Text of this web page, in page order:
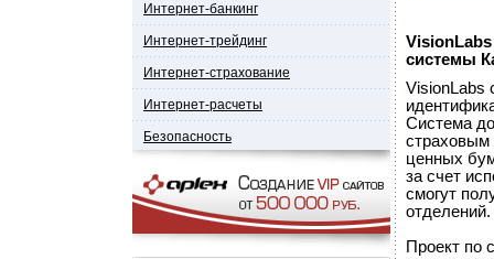
Интернет-банкинг
Интернет-трейдинг
Интернет-страхование
Интернет-расчеты
Безопасность
системы
VisionLabs
Система
страховым
ценных
за счет
смогут
отделений.
Проект по